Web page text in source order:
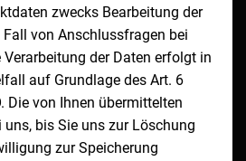
zwecks Bearbeitung der
von Anschlussfragen bei
Verarbeitung der Daten erfolgt in
auf Grundlage des Art. 6
Die von Ihnen übermittelten
uns, bis Sie uns zur Löschung
zur Speicherung